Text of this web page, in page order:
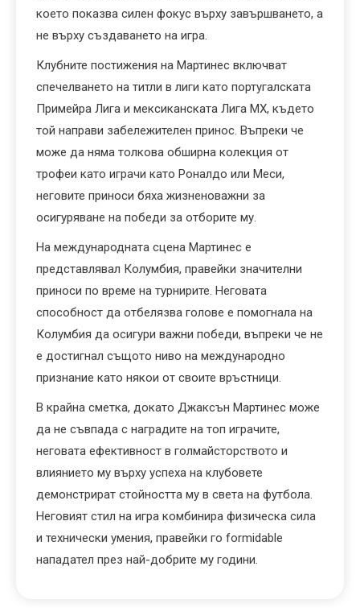
което показва силен фокус върху завършването, а
не върху създаването на игра.
Клубните постижения на Мартинес включват
спечелването на титли в лиги като португалската
Примейра Лига и мексиканската Лига МХ, където
той направи забележителен принос. Въпреки че
може да няма толкова обширна колекция от
трофеи като играчи като Роналдо или Меси,
неговите приноси бяха жизненоважни за
осигуряване на победи за отборите му.
На международната сцена Мартинес е
представлявал Колумбия, правейки значителни
приноси по време на турнирите. Неговата
способност да отбелязва голове е помогнала на
Колумбия да осигури важни победи, въпреки че не
е достигнал същото ниво на международно
признание като някои от своите връстници.
В крайна сметка, докато Джаксън Мартинес може
да не съвпада с наградите на топ играчите,
неговата ефективност в голмайсторството и
влиянието му върху успеха на клубовете
демонстрират стойността му в света на футбола.
Неговият стил на игра комбинира физическа сила
и технически умения, правейки го formidable
нападател през най-добрите му години.